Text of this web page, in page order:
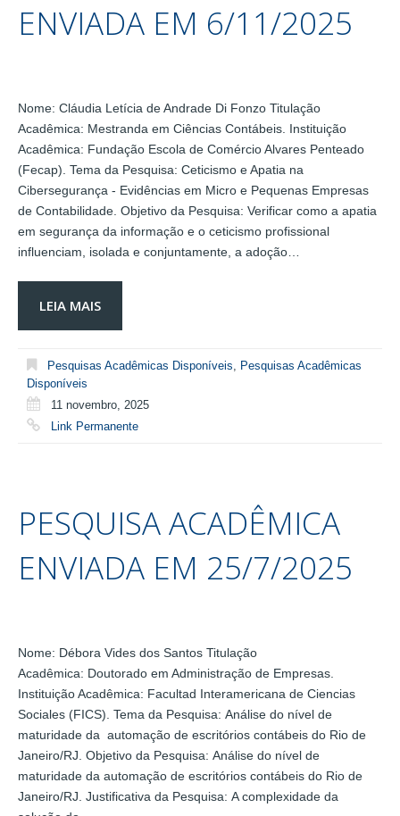
ENVIADA EM 6/11/2025
Nome: Cláudia Letícia de Andrade Di Fonzo Titulação
Acadêmica: Mestranda em Ciências Contábeis. Instituição
Acadêmica: Fundação Escola de Comércio Alvares Penteado
(Fecap). Tema da Pesquisa: Ceticismo e Apatia na
Cibersegurança - Evidências em Micro e Pequenas Empresas
de Contabilidade. Objetivo da Pesquisa: Verificar como a apatia
em segurança da informação e o ceticismo profissional
influenciam, isolada e conjuntamente, a adoção…
LEIA MAIS
Pesquisas Acadêmicas Disponíveis
Pesquisas Acadêmicas
Disponíveis
11 novembro, 2025
Link Permanente
PESQUISA ACADÊMICA
ENVIADA EM 25/7/2025
Nome: Débora Vides dos Santos Titulação
Acadêmica: Doutorado em Administração de Empresas.
Instituição Acadêmica: Facultad Interamericana de Ciencias
Sociales (FICS). Tema da Pesquisa: Análise do nível de
maturidade da automação de escritórios contábeis do Rio de
Janeiro/RJ. Objetivo da Pesquisa: Análise do nível de
maturidade da automação de escritórios contábeis do Rio de
Janeiro/RJ. Justificativa da Pesquisa: A complexidade da